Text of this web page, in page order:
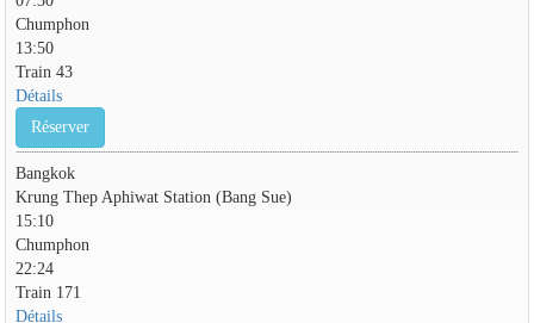
Chumphon
13:50
Train 43
Détails
Réserver
Bangkok
Krung Thep Aphiwat Station (Bang Sue)
15:10
Chumphon
22:24
Train 171
Détails